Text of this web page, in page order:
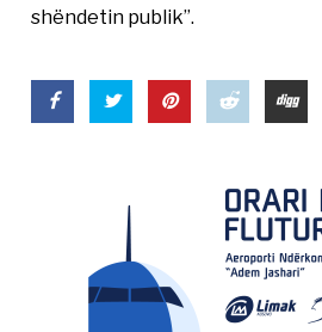
shëndetin publik”.